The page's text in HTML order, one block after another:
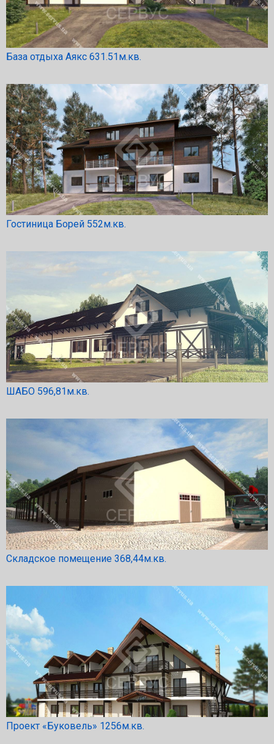
База отдыха Аякс 631.51м.кв.
Гостиница Борей 552м.кв.
ШАБО 596,81м.кв.
Складское помещение 368,44м.кв.
Проект «Буковель» 1256м.кв.